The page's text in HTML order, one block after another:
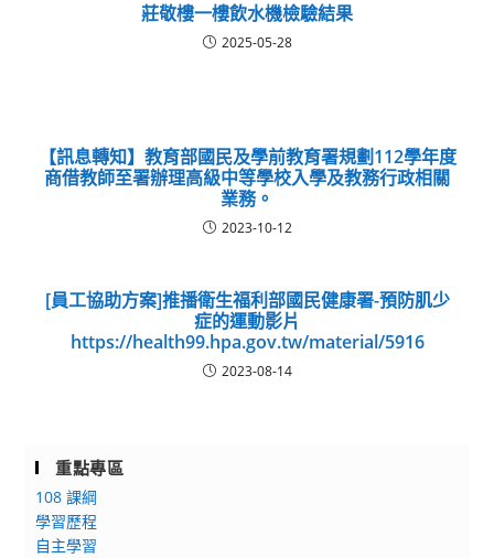
莊敬樓一樓飲水機檢驗結果
2025-05-28
【訊息轉知】教育部國民及學前教育署規劃112學年度
商借教師至署辦理高級中等學校入學及教務行政相關
業務。
2023-10-12
[員工協助方案]推播衛生福利部國民健康署-預防肌少
症的運動影片
https://health99.hpa.gov.tw/material/5916
2023-08-14
重點專區
108 課綱
學習歷程
自主學習